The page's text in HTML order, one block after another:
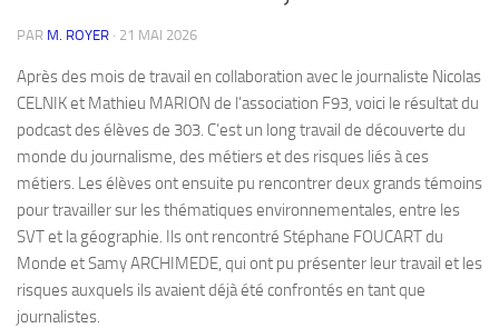
PAR M. ROYER · 21 MAI 2026
Après des mois de travail en collaboration avec le journaliste Nicolas
CELNIK et Mathieu MARION de l’association F93, voici le résultat du
podcast des élèves de 303. C’est un long travail de découverte du
monde du journalisme, des métiers et des risques liés à ces
métiers. Les élèves ont ensuite pu rencontrer deux grands témoins
pour travailler sur les thématiques environnementales, entre les
SVT et la géographie. Ils ont rencontré Stéphane FOUCART du
Monde et Samy ARCHIMEDE, qui ont pu présenter leur travail et les
risques auxquels ils avaient déjà été confrontés en tant que
journalistes.